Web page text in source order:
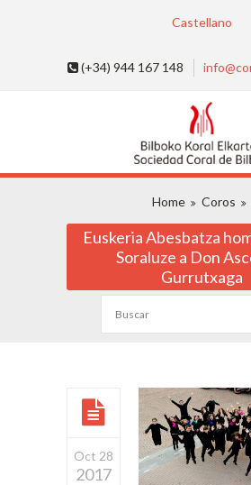
Castellano
(+34) 944 167 148
Home Coros
Euskeria Abesbatza
Soraluze a Don
Gurrutxaga
Oct 28
2017